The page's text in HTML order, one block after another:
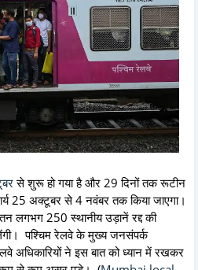
से शुरू हो गया है और 29 दिनों तक रूटीन
25 अक्टूबर से 4 नवंबर तक किया जाएगा।
लगभग 250 स्थानीय उड़ानें रद्द की
पश्चिम रेलवे के मुख्य जनसंपर्क
अधिकारियों ने इस बात को ध्यान में रखकर